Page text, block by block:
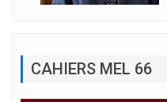
CAHIERS MEL 66